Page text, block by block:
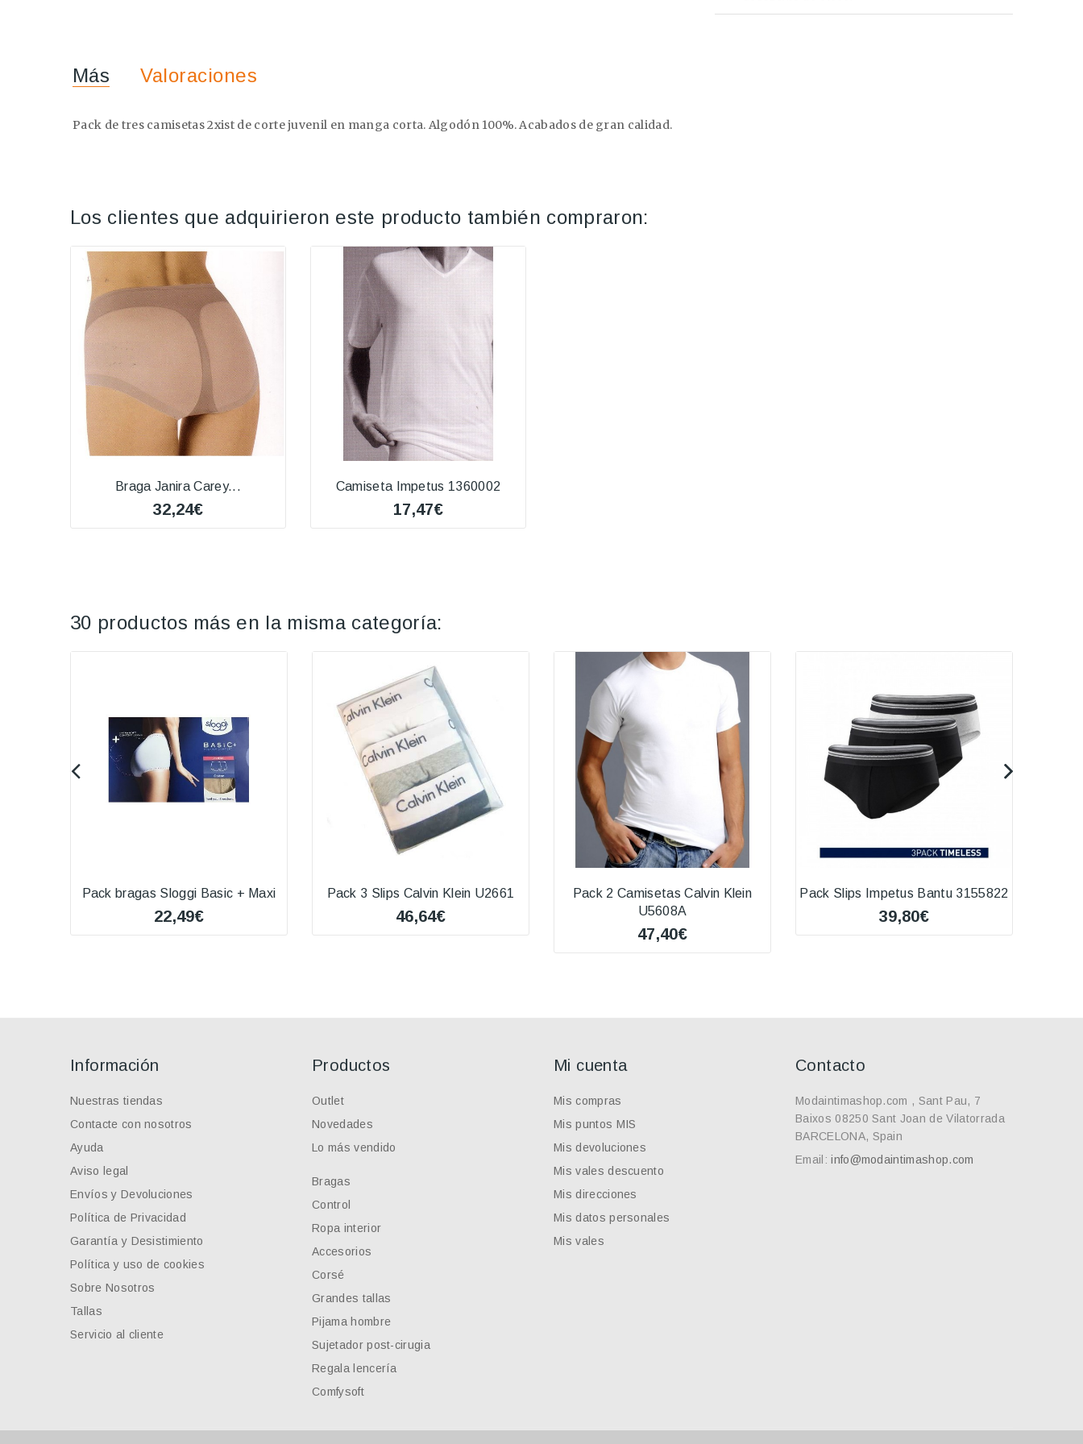
Más Valoraciones
Pack de tres camisetas 2xist de corte juvenil en manga corta. Algodón 100%. Acabados de gran calidad.
Los clientes que adquirieron este producto también compraron:
Braga Janira Carey...
32,24€
Camiseta Impetus 1360002
17,47€
30 productos más en la misma categoría:
Pack bragas Sloggi Basic + Maxi
22,49€
Pack 3 Slips Calvin Klein U2661
46,64€
Pack 2 Camisetas Calvin Klein
U5608A
47,40€
Pack Slips Impetus Bantu 3155822
39,80€
Información
Nuestras tiendas
Contacte con nosotros
Ayuda
Aviso legal
Envíos y Devoluciones
Política de Privacidad
Garantía y Desistimiento
Política y uso de cookies
Sobre Nosotros
Tallas
Servicio al cliente
Productos
Outlet
Novedades
Lo más vendido
Bragas
Control
Ropa interior
Accesorios
Corsé
Grandes tallas
Pijama hombre
Sujetador post-cirugia
Regala lencería
Comfysoft
Mi cuenta
Mis compras
Mis puntos MIS
Mis devoluciones
Mis vales descuento
Mis direcciones
Mis datos personales
Mis vales
Contacto
Modaintimashop.com , Sant Pau, 7
Baixos 08250 Sant Joan de Vilatorrada
BARCELONA, Spain
Email:info@modaintimashop.com